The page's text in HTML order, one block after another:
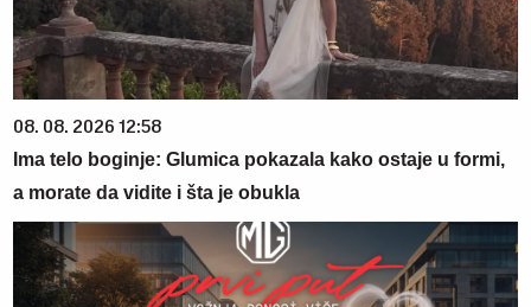
08. 08. 2026 12:58
Ima telo boginje: Glumica pokazala kako ostaje u formi,
a morate da vidite i šta je obukla